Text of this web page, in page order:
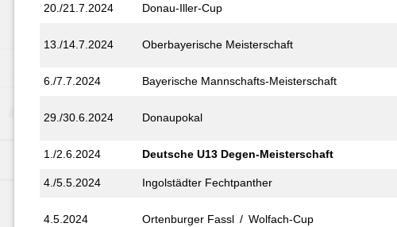
20./21.7.2024 Donau-Iller-Cup
13./14.7.2024 Ober­bayerische Meister­schaft
6./7.7.2024 Bayerische Mann­schafts-Meister­schaft
29./30.6.2024 Donaupokal
1./2.6.2024 Deutsche U13 Degen-Meister­schaft
4./5.5.2024 Ingolstädter Fechtpanther
4.5.2024 Ortenburger Fassl / Wolfach-Cup